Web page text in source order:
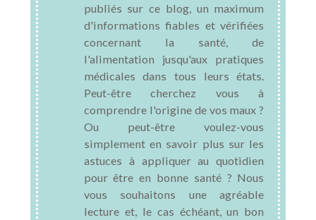
publiés sur ce blog, un maximum
d'informations fiables et vérifiées
concernant la santé, de
l'alimentation jusqu'aux pratiques
médicales dans tous leurs états.
Peut-être cherchez vous à
comprendre l'origine de vos maux ?
Ou peut-être voulez-vous
simplement en savoir plus sur les
astuces à appliquer au quotidien
pour être en bonne santé ? Nous
vous souhaitons une agréable
lecture et, le cas échéant, un bon